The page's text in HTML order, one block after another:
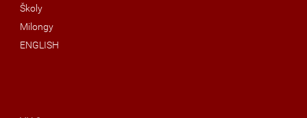
Školy
Milongy
ENGLISH